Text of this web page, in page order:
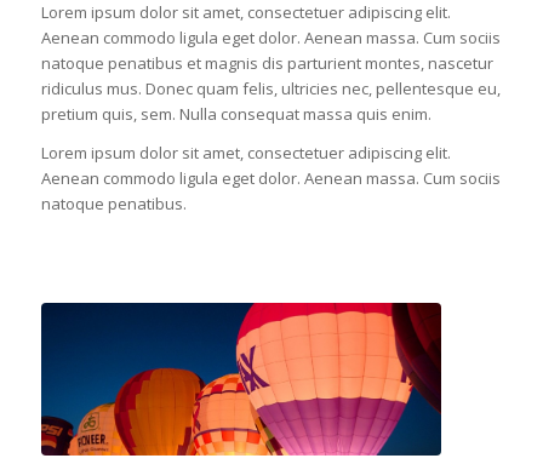
Lorem ipsum dolor sit amet, consectetuer adipiscing elit.
Aenean commodo ligula eget dolor. Aenean massa. Cum sociis
natoque penatibus et magnis dis parturient montes, nascetur
ridiculus mus. Donec quam felis, ultricies nec, pellentesque eu,
pretium quis, sem. Nulla consequat massa quis enim.
Lorem ipsum dolor sit amet, consectetuer adipiscing elit.
Aenean commodo ligula eget dolor. Aenean massa. Cum sociis
natoque penatibus.